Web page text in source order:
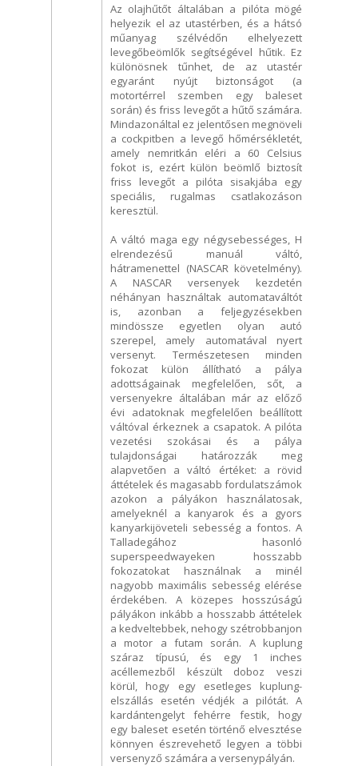
Az olajhűtőt általában a pilóta mögé
helyezik el az utastérben, és a hátsó
műanyag szélvédőn elhelyezett
levegőbeömlők segítségével hűtik. Ez
különösnek tűnhet, de az utastér
egyaránt nyújt biztonságot (a
motortérrel szemben egy baleset
során) és friss levegőt a hűtő számára.
Mindazonáltal ez jelentősen megnöveli
a cockpitben a levegő hőmérsékletét,
amely nemritkán eléri a 60 Celsius
fokot is, ezért külön beömlő biztosít
friss levegőt a pilóta sisakjába egy
speciális, rugalmas csatlakozáson
keresztül.
A váltó maga egy négysebességes, H
elrendezésű manuál váltó,
hátramenettel (NASCAR követelmény).
A NASCAR versenyek kezdetén
néhányan használtak automataváltót
is, azonban a feljegyzésekben
mindössze egyetlen olyan autó
szerepel, amely automatával nyert
versenyt. Természetesen minden
fokozat külön állítható a pálya
adottságainak megfelelően, sőt, a
versenyekre általában már az előző
évi adatoknak megfelelően beállított
váltóval érkeznek a csapatok. A pilóta
vezetési szokásai és a pálya
tulajdonságai határozzák meg
alapvetően a váltó értéket: a rövid
áttételek és magasabb fordulatszámok
azokon a pályákon használatosak,
amelyeknél a kanyarok és a gyors
kanyarkijöveteli sebesség a fontos. A
Talladegához hasonló
superspeedwayeken hosszabb
fokozatokat használnak a minél
nagyobb maximális sebesség elérése
érdekében. A közepes hosszúságú
pályákon inkább a hosszabb áttételek
a kedveltebbek, nehogy szétrobbanjon
a motor a futam során. A kuplung
száraz típusú, és egy 1 inches
acéllemezből készült doboz veszi
körül, hogy egy esetleges kuplung-
elszállás esetén védjék a pilótát. A
kardántengelyt fehérre festik, hogy
egy baleset esetén történő elvesztése
könnyen észrevehető legyen a többi
versenyző számára a versenypályán.